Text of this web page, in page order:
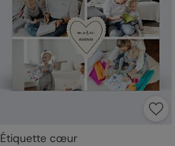
Étiquette cœur